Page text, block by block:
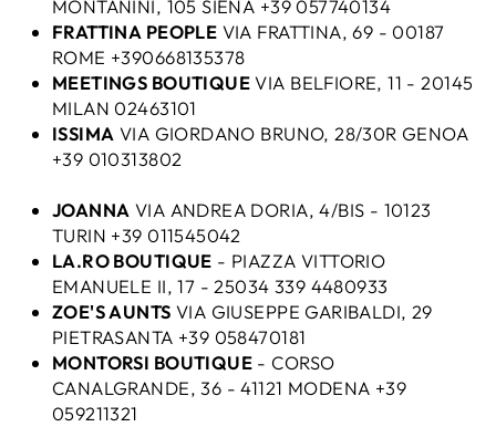
MONTANINI, 105 SIENA +39 057740134
FRATTINA PEOPLE VIA FRATTINA, 69 - 00187
ROME +390668135378
MEETINGS BOUTIQUEVIA BELFIORE, 11 - 20145
MILAN 02463101
ISSIMA VIA GIORDANO BRUNO, 28/30R GENOA
+39 010313802
JOANNA VIA ANDREA DORIA, 4/BIS - 10123
TURIN +39 011545042
LA.RO BOUTIQUE - PIAZZA VITTORIO
EMANUELE II, 17 - 25034 339 4480933
ZOE'S AUNTS VIA GIUSEPPE GARIBALDI, 29
PIETRASANTA +39 058470181
MONTORSI BOUTIQUE - CORSO
CANALGRANDE, 36 - 41121 MODENA +39
059211321